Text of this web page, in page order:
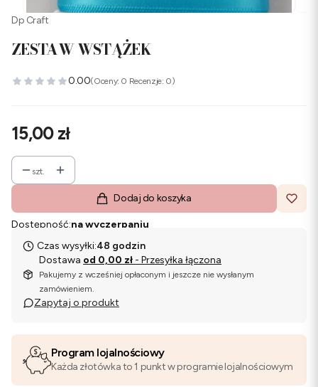
Dp Craft
ZESTAW WSTĄŻEK
0.00(Oceny: 0 Recenzje: 0)
Cena
15,00 zł
szt.
Dodaj do koszyka
Dostępność:na wyczerpaniu
Czas wysyłki:48 godzin
Dostawa od 0,00 zł - Przesyłka łączona
Pakujemy z wcześniej opłaconym i jeszcze nie wysłanym
zamówieniem.
Zapytaj o produkt
Program lojalnościowy
Każda złotówka to 1 punkt w programie lojalnościowym